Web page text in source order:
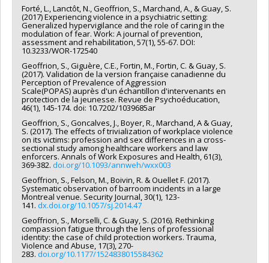
Forté, L., Lanctôt, N., Geoffrion, S., Marchand, A., & Guay, S.
(2017) Experiencing violence in a psychiatric setting:
Generalized hypervigilance and the role of caring in the
modulation of fear. Work: A journal of prevention,
assessment and rehabilitation, 57(1), 55-67. DOI:
10.3233/WOR-172540
Geoffrion, S., Giguère, C.E., Fortin, M., Fortin, C. & Guay, S.
(2017). Validation de la version française canadienne du
Perception of Prevalence of Aggression
Scale(POPAS) auprès d'un échantillon d'intervenants en
protection de la jeunesse. Revue de Psychoéducation,
46(1), 145-174. doi: 10.7202/1039685ar
Geoffrion, S., Goncalves, J., Boyer, R., Marchand, A & Guay,
S. (2017). The effects of trivialization of workplace violence
on its victims: profession and sex differences in a cross-
sectional study among healthcare workers and law
enforcers. Annals of Work Exposures and Health, 61(3),
369-382. doi.org/10.1093/annweh/wxx003
Geoffrion, S., Felson, M., Boivin, R. & Ouellet F. (2017).
Systematic observation of barroom incidents in a large
Montreal venue. Security Journal, 30(1), 123-
141. dx.doi.org/10.1057/sj.2014.47
Geoffrion, S., Morselli, C. & Guay, S. (2016). Rethinking
compassion fatigue through the lens of professional
identity: the case of child protection workers. Trauma,
Violence and Abuse, 17(3), 270-
283. doi.org/10.1177/1524838015584362